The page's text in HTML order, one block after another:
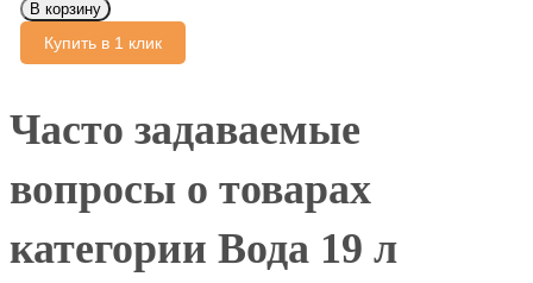
В корзину
Купить в 1 клик
Часто задаваемые
вопросы о товарах
категории Вода 19 л